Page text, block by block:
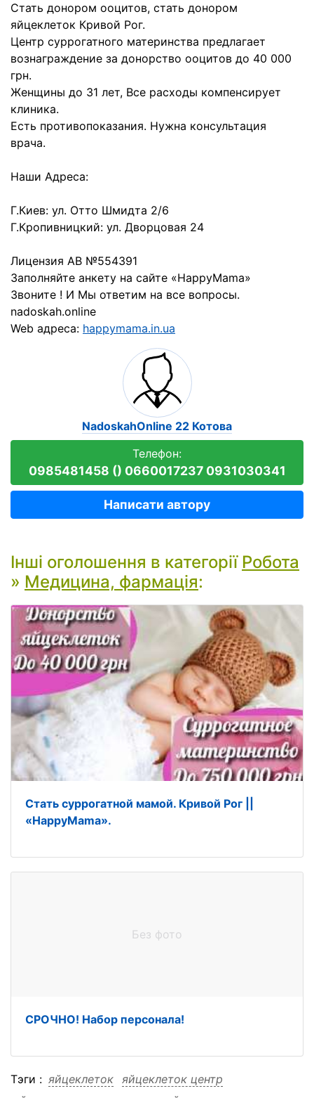
Стать донором ооцитов, стать донором
яйцеклеток Кривой Рог.
Центр суррогатного материнства предлагает
вознаграждение за донорство ооцитов до 40 000
грн.
Женщины до 31 лет, Все расходы компенсирует
клиника.
Есть противопоказания. Нужна консультация
врача.
Наши Адреса:
Г.Киев: ул. Отто Шмидта 2/6
Г.Кропивницкий: ул. Дворцовая 24
Лицензия АВ №554391
Заполняйте анкету на сайте «HappyMama»
Звоните ! И Мы ответим на все вопросы.
nadoskah.online
Web адреса: happymama.in.ua
NadoskahOnline 22 Котова
Телефон:
0985481458 () 0660017237 0931030341
Написати автору
Інші оголошення в категорії Робота
» Медицина, фармація:
Стать суррогатной мамой. Кривой Рог ||
«HappyMama».
Без фото
СРОЧНО! Набор персонала!
Тэги : яйцеклеток яйцеклеток центр